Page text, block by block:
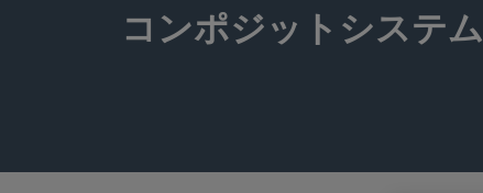
コンポジットシステム